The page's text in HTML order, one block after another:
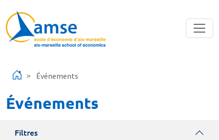
Événements
Événements
Filtres